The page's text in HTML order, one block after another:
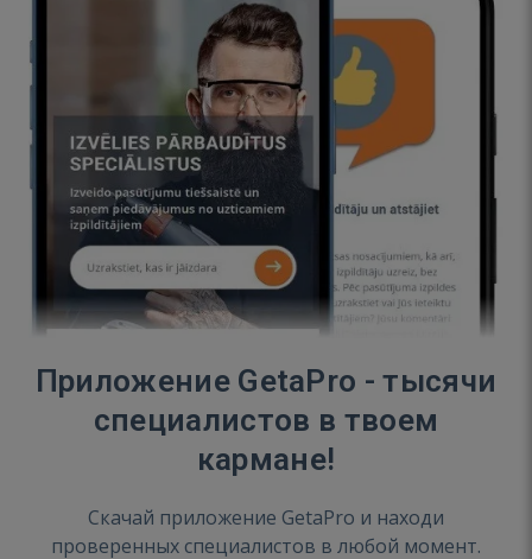
Приложение GetaPro - тысячи
специалистов в твоем
кармане!
Скачай приложение GetaPro и находи
проверенных специалистов в любой момент.